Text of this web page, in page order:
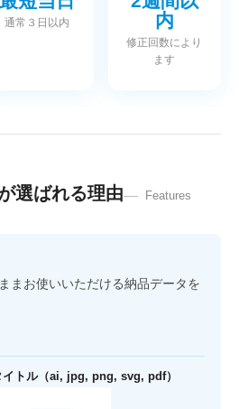
通常３日以内
内
修正回数により
ます
選ばれる理由 Features
まお使いいただける納品データを
イトル（ai, jpg, png, svg, pdf）